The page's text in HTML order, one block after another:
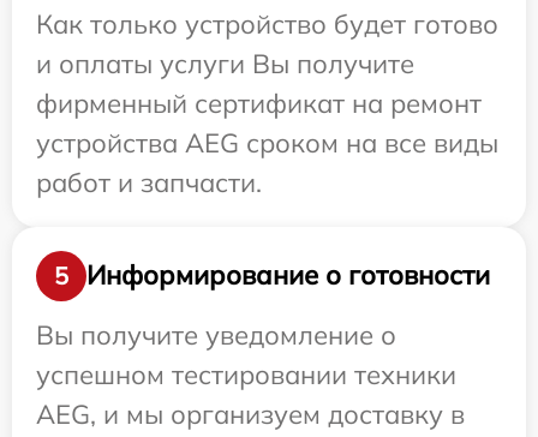
Как только устройство будет готово
и оплаты услуги Вы получите
фирменный сертификат на ремонт
устройства AEG сроком на все виды
работ и запчасти.
5
Информирование о готовности
Вы получите уведомление о
успешном тестировании техники
AEG, и мы организуем доставку в